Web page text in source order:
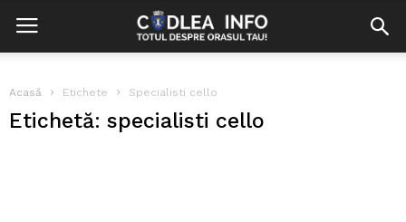
Acasă Etichete Specialisti cello
Etichetă: specialisti cello